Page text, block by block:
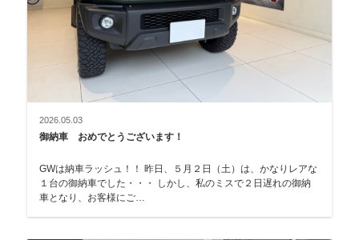
2026.05.03
御納車 おめでとうございます！
GWは納車ラッシュ！！ 昨日、５月２日（土）は、かなりレアな
１台の御納車でした・・・ しかし、私のミスで２日遅れの御納
車となり、お客様にご…